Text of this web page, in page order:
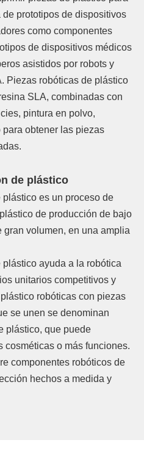
prototipos de dispositivos
como componentes
de dispositivos médicos
asistidos por robots y
Piezas robóticas de plástico
SLA, combinadas con
pintura en polvo,
obtener las piezas
de plástico
es un proceso de
de producción de bajo
volumen, en una amplia
ayuda a la robótica
unitarios competitivos y
robóticas con piezas
se unen se denominan
plástico, que puede
cosméticas o más funciones.
componentes robóticos de
hechos a medida y